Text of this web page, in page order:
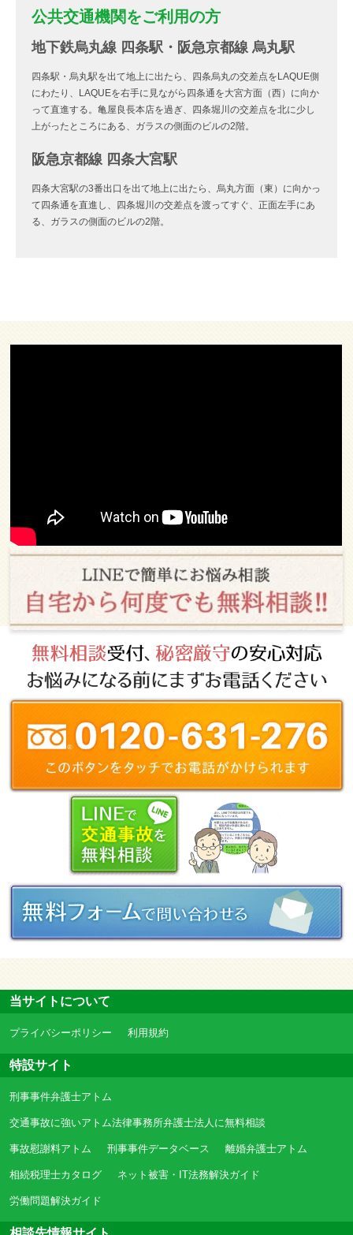
公共交通機関をご利用の方
地下鉄烏丸線 四条駅・阪急京都線 烏丸駅
四条駅・烏丸駅を出て地上に出たら、四条烏丸の交差点をLAQUE側
にわたり、LAQUEを右手に見ながら四条通を大宮方面（西）に向か
って直進する。亀屋良長本店を過ぎ、四条堀川の交差点を北に少し
上がったところにある、ガラスの側面のビルの2階。
阪急京都線 四条大宮駅
四条大宮駅の3番出口を出て地上に出たら、烏丸方面（東）に向かっ
て四条通を直進し、四条堀川の交差点を渡ってすぐ、正面左手にあ
る、ガラスの側面のビルの2階。
当サイトについて
プライバシーポリシー 利用規約
特設サイト
刑事事件弁護士アトム
交通事故に強いアトム法律事務所弁護士法人に無料相談
事故慰謝料アトム 刑事事件データベース 離婚弁護士アトム
相続税理士カタログ ネット被害・IT法務解決ガイド
労働問題解決ガイド